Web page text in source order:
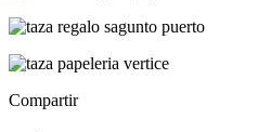
Compartir